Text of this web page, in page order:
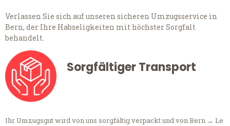
Verlassen Sie sich auf unseren sicheren Umzugsservice in
Bern, der Ihre Habseligkeiten mit höchster Sorgfalt
behandelt.
Sorgfältiger Transport
Ihr Umzugsgut wird von uns sorgfältig verpackt und von Bern → Le